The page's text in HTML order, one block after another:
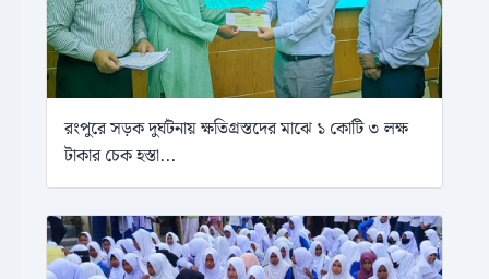
রংপুরে সড়ক দুর্ঘটনায় ক্ষতিগ্রস্তদের মাঝে ১ কোটি ৩ লক্ষ
টাকার চেক হস্তা...